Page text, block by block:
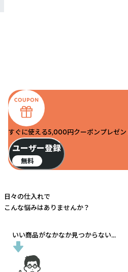
すぐに使える5,000円クーポンプレゼン
ユーザー登録
無料
日々の仕入れで
こんな悩みはありませんか？
いい商品がなかなか見つからない...